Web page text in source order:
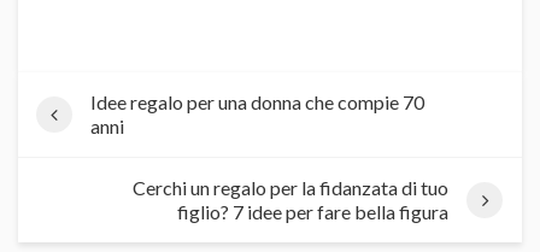
Idee regalo per una donna che compie 70
anni
Cerchi un regalo per la fidanzata di tuo
figlio? 7 idee per fare bella figura